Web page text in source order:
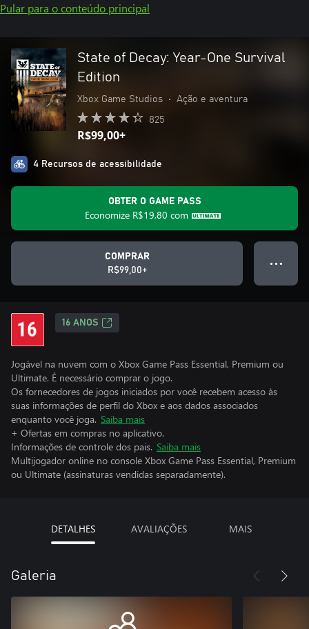
Pular para o conteúdo principal
State of Decay: Year-One Survival
Edition
Xbox Game Studios • Ação e aventura
825
R$99,00+
4 Recursos de acessibilidade
OBTER O GAME PASS
Economize R$19,80 com
COMPRAR
R$99,00+
● ● ●
16 ANOS
Jogável na nuvem com o Xbox Game Pass Essential, Premium ou
Ultimate. É necessário comprar o jogo.
Os fornecedores de jogos iniciados por você recebem acesso às
suas informações de perfil do Xbox e aos dados associados
enquanto você joga. Saiba mais
+ Ofertas em compras no aplicativo.
Informações de controle dos pais. Saiba mais
Multijogador online no console Xbox Game Pass Essential, Premium
ou Ultimate (assinaturas vendidas separadamente).
DETALHES AVALIAÇÕES MAIS
Galeria